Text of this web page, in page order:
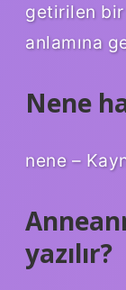
getirilen bir
anlamına
Nene
nene –
yazılır?